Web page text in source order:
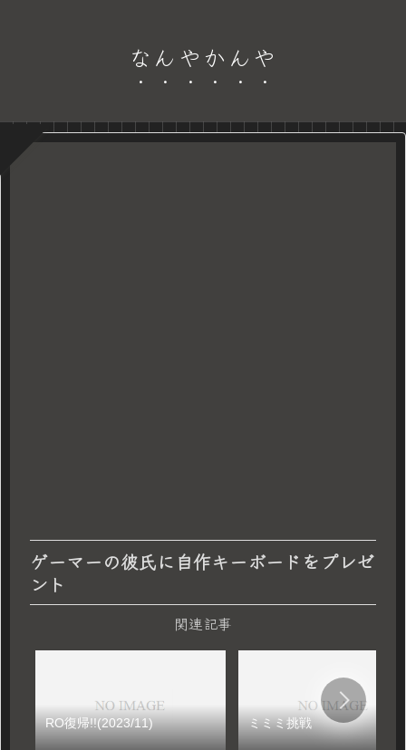
なんやかんや
ゲーマーの彼氏に自作キーボードをプレゼ
ント
関連記事
RO復帰!!(2023/11) ミミミ挑戦